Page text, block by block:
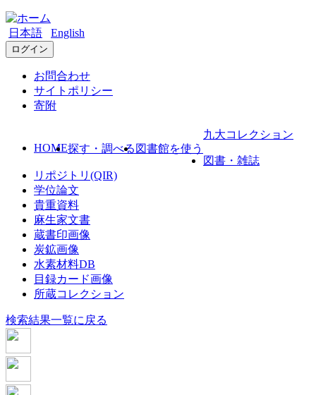
日本語 English
ログイン
お問合わせ
サイトポリシー
寄附
HOME探す・調べる 図書館を使う
九大コレクション
図書・雑誌
リポジトリ(QIR)
学位論文
貴重資料
麻生家文書
蔵書印画像
炭鉱画像
水素材料DB
目録カード画像
所蔵コレクション
検索結果一覧に戻る